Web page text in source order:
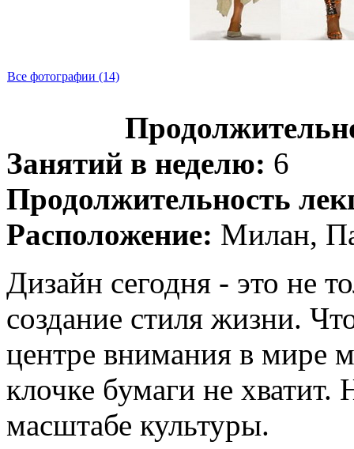
Все фотографии (14)
Занятий в неделю: 6
Продолжительность
Расположение: Милан,
Дизайн сегодня - это не
создание стиля жизни.
центре внимания в мире
клочке бумаги не
масштабе культуры.